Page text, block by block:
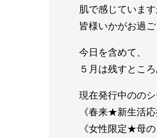
肌で感じています
皆様いかがお過
今日を含めて、
５月は残すとこ
現在発行中ののシ
《春来★新生活
《女性限定★母の